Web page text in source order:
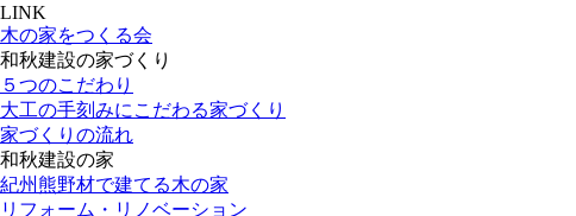
LINK
木の家をつくる会
和秋建設の家づくり
５つのこだわり
大工の手刻みにこだわる家づくり
家づくりの流れ
和秋建設の家
紀州熊野材で建てる木の家
リフォーム・リノベーション